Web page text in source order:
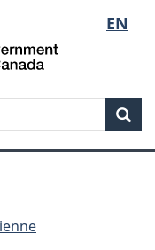
la
langue
EN
of